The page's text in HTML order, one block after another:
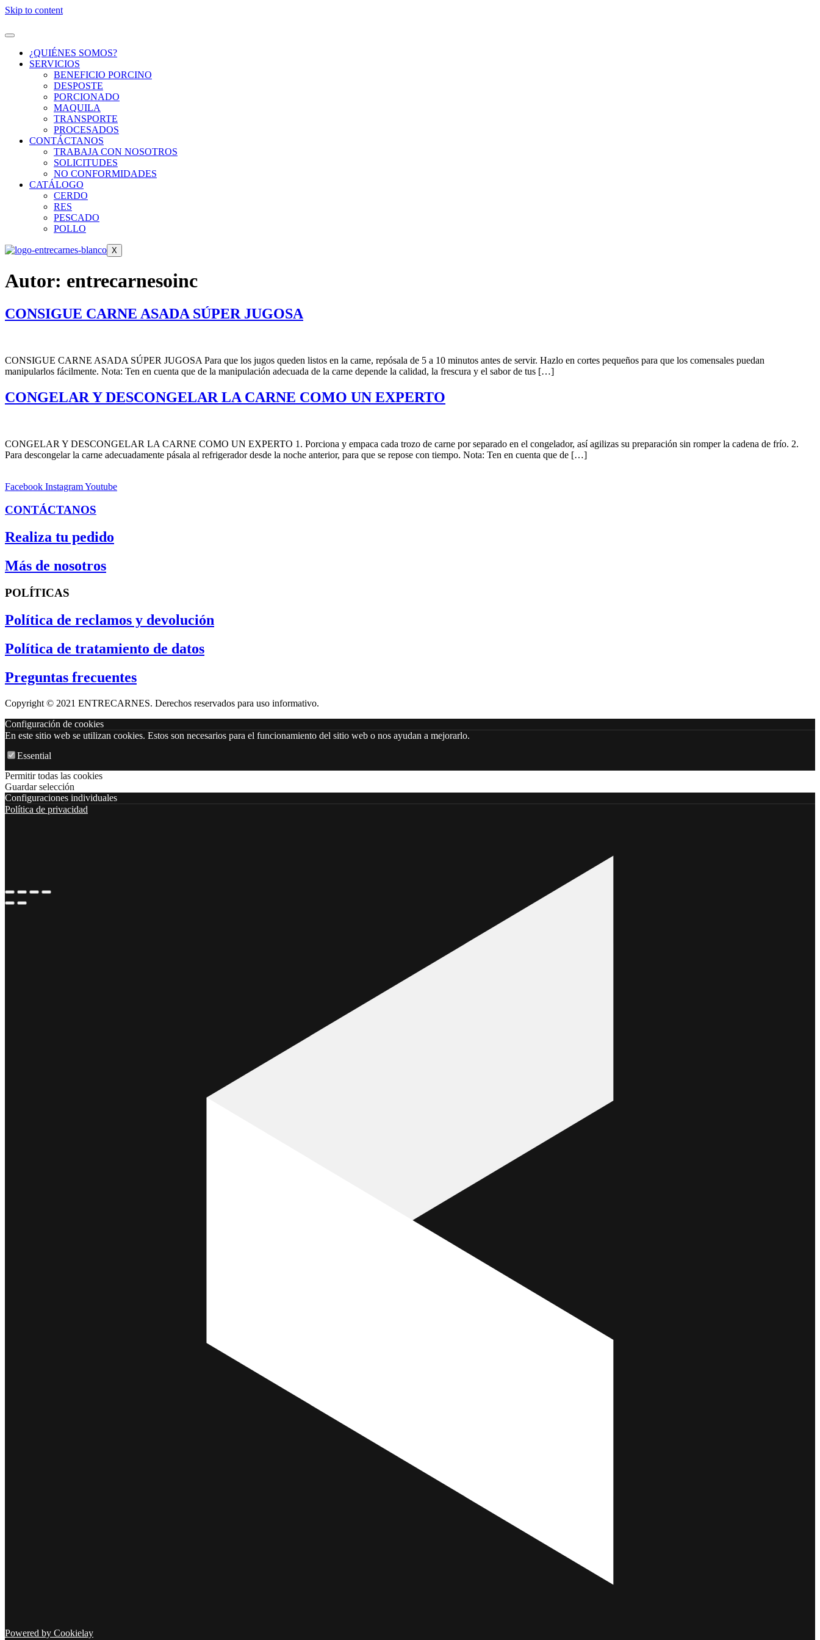
Skip to content
¿QUIÉNES SOMOS?
SERVICIOS
BENEFICIO PORCINO
DESPOSTE
PORCIONADO
MAQUILA
TRANSPORTE
PROCESADOS
CONTÁCTANOS
TRABAJA CON NOSOTROS
SOLICITUDES
NO CONFORMIDADES
CATÁLOGO
CERDO
RES
PESCADO
POLLO
X
Autor: entrecarnesoinc
CONSIGUE CARNE ASADA SÚPER JUGOSA
CONSIGUE CARNE ASADA SÚPER JUGOSA Para que los jugos queden listos en la carne, repósala de 5 a 10 minutos antes de servir. Hazlo en cortes pequeños para que los comensales puedan
manipularlos fácilmente. Nota: Ten en cuenta que de la manipulación adecuada de la carne depende la calidad, la frescura y el sabor de tus […]
CONGELAR Y DESCONGELAR LA CARNE COMO UN EXPERTO
CONGELAR Y DESCONGELAR LA CARNE COMO UN EXPERTO 1. Porciona y empaca cada trozo de carne por separado en el congelador, así agilizas su preparación sin romper la cadena de frío. 2.
Para descongelar la carne adecuadamente pásala al refrigerador desde la noche anterior, para que se repose con tiempo. Nota: Ten en cuenta que de […]
Facebook InstagramYoutube
CONTÁCTANOS
Realiza tu pedido
Más de nosotros
POLÍTICAS
Política de reclamos y devolución
Política de tratamiento de datos
Preguntas frecuentes
Copyright ©️ 2021 ENTRECARNES. Derechos reservados para uso informativo.
Configuración de cookies
En este sitio web se utilizan cookies. Estos son necesarios para el funcionamiento del sitio web o nos ayudan a mejorarlo.
Essential
Permitir todas las cookies
Guardar selección
Configuraciones individuales
Política de privacidad
Powered by Cookielay